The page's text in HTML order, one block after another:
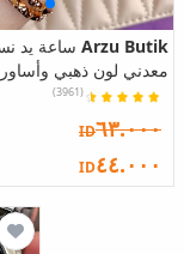
Arzu Butik ساعة يد
معدني لون ذهبي وأساور
(3961)
ID٦٣.٠٠٠
ID٤٤.٠٠٠